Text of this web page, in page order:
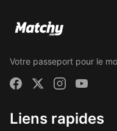
Votre passeport pour le
Liens rapides